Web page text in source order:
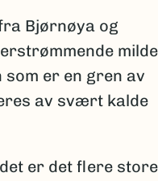
Bjørnøya og
milde
er en gren av
av svært kalde
er det flere